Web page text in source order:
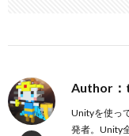
Author
Unityを使っ
発者。Unity